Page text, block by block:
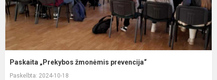
Paskaita „Prekybos žmonėmis prevencija“
Paskelbta: 2024-10-18